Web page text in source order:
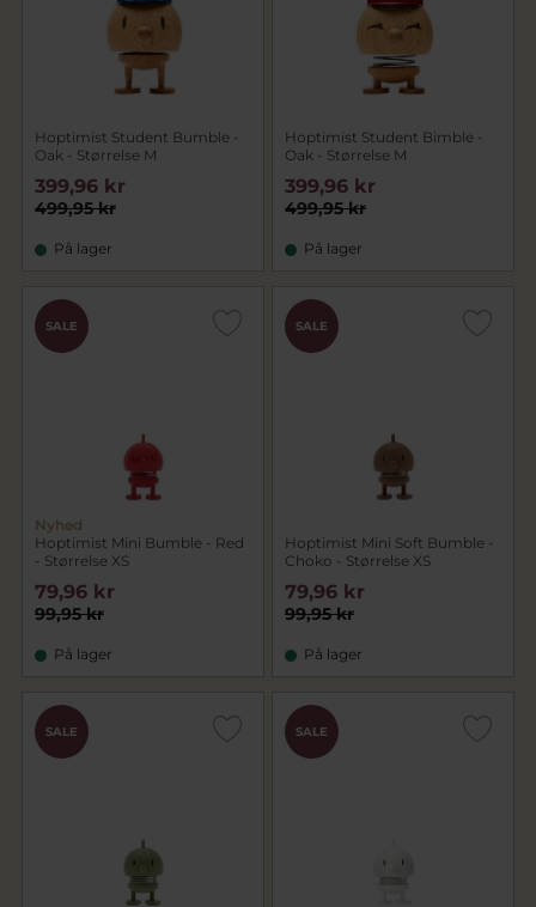
Hoptimist Student Bumble -
Oak - Størrelse M
499,95 kr
399,96 kr
På lager
Hoptimist Student Bimble -
Oak - Størrelse M
499,95 kr
399,96 kr
På lager
SALE
Nyhed
Hoptimist Mini Bumble - Red
- Størrelse XS
99,95 kr
79,96 kr
På lager
SALE
Hoptimist Mini Soft Bumble -
Choko - Størrelse XS
99,95 kr
79,96 kr
På lager
SALE SALE